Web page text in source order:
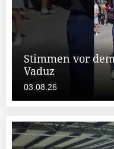
Stimmen vor
Vaduz
03.08.26